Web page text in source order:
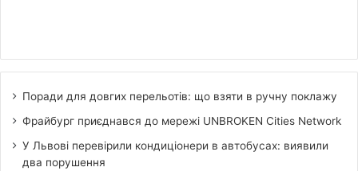
Поради для довгих перельотів: що взяти в ручну поклажу
Фрайбург приєднався до мережі UNBROKEN Cities Network
У Львові перевірили кондиціонери в автобусах: виявили
два порушення